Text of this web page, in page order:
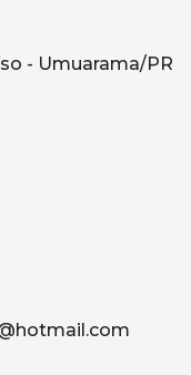
- Umuarama/PR